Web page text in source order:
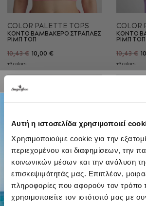
Αυτή η ιστοσελίδα χρησιμοποιεί
Χρησιμοποιούμε cookie για την
περιεχομένου και διαφημίσεων, την
κοινωνικών μέσων και την ανάλυση
επισκεψιμότητάς μας. Επιπλέον,
πληροφορίες που αφορούν τον τρόπο
χρησιμοποιείτε τον ιστότοπό μας με
COLOR PALETTE TOPS
ΚΟΝΤΟ ΒΑΜΒΑΚΕΡΟ ΣΤΡΑΠΛΕΣ
ΡΙΜΠ ΤΟΠ
10,43 € 10,00 €
+3 colors
COLOR
ΚΟΝΤΟ
ΡΙΜΠ ΤΟΠ
10,43 €
+3 colors